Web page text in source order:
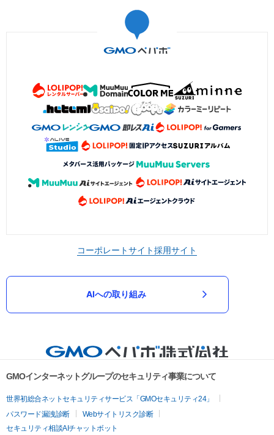
コーポレートサイト採用サイト
AIへの取り組み
GMOインターネットグループのセキュリティ事業について
世界初総合ネットセキュリティサービス「GMOセキュリティ24」
パスワード漏洩診断
Webサイトリスク診断
セキュリティ相談AIチャットボット